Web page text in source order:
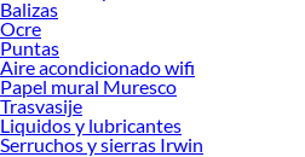
Balizas
Ocre
Puntas
Aire acondicionado wifi
Papel mural Muresco
Trasvasije
Liquidos y lubricantes
Serruchos y sierras Irwin